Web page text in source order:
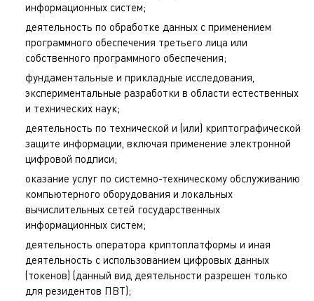
информационных систем;
деятельность по обработке данных с применением
программного обеспечения третьего лица или
собственного программного обеспечения;
фундаментальные и прикладные исследования,
экспериментальные разработки в области естественных
и технических наук;
деятельность по технической и (или) криптографической
защите информации, включая применение электронной
цифровой подписи;
оказание услуг по системно-техническому обслуживанию
компьютерного оборудования и локальных
вычислительных сетей государственных
информационных систем;
деятельность оператора криптоплатформы и иная
деятельность с использованием цифровых данных
(токенов) (данный вид деятельности разрешен только
для резидентов ПВТ);